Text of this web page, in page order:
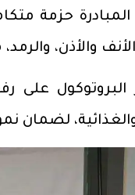
حزمة
والأذن،
البروتوكول على
لضمان